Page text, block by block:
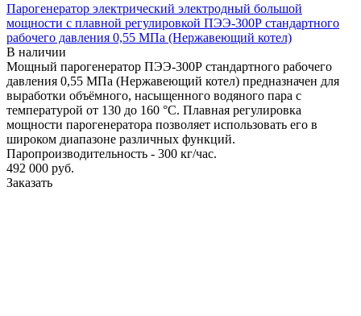
Парогенератор электрический электродный большой
мощности с плавной регулировкой ПЭЭ-300Р стандартного
рабочего давления 0,55 МПа (Нержавеющий котел)
В наличии
Мощный парогенератор ПЭЭ-300Р стандартного рабочего
давления 0,55 МПа (Нержавеющий котел) предназначен для
выработки объёмного, насыщенного водяного пара с
температурой от 130 до 160 °С. Плавная регулировка
мощности парогенератора позволяет использовать его в
широком диапазоне различных функций.
Паропроизводительность - 300 кг/час.
492 000 руб.
Заказать